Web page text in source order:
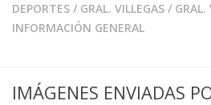
DEPORTES / GRAL. VILLEGAS / GRAL.
INFORMACIÓN GENERAL
IMÁGENES ENVIADAS